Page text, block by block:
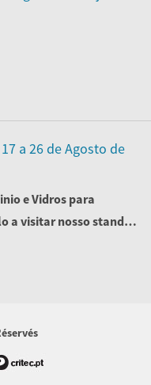
a visitar o
a 26 de Agosto de
e Vidros para
a visitar nosso stand